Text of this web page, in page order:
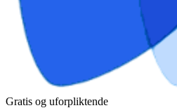
Gratis og uforpliktende